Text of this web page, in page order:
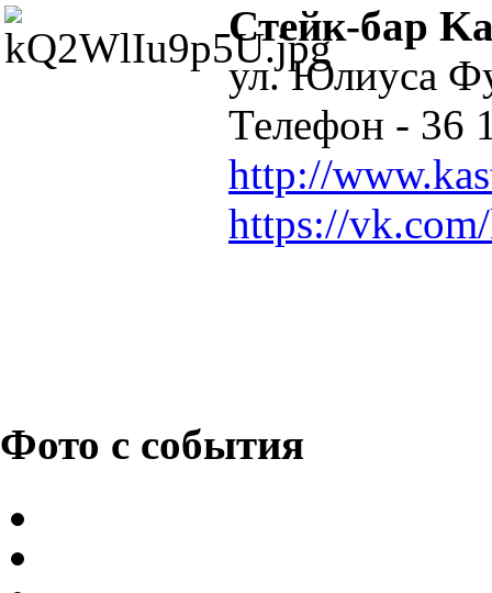
Стейк-бар
ул. Юлиуса
Телефон - 36
http://
https://
Фото с события